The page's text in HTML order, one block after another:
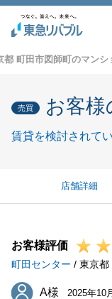
都 町田市図師町のマン
売買 お客様
賃貸を検討されて
店舗詳細
お客様評価
町田センター / 東京都
A様
A様 2025年10